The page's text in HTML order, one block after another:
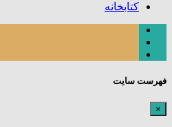
کتابخانه
فهرست سایت
×